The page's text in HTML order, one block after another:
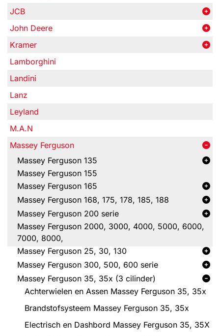
JCB
John Deere
Kramer
Lamborghini
Landini
Lanz
Leyland
M.A.N
Massey Ferguson
Massey Ferguson 135
Massey Ferguson 155
Massey Ferguson 165
Massey Ferguson 168, 175, 178, 185, 188
Massey Ferguson 200 serie
Massey Ferguson 2000, 3000, 4000, 5000, 6000,
7000, 8000,
Massey Ferguson 25, 30, 130
Massey Ferguson 300, 500, 600 serie
Massey Ferguson 35, 35x (3 cilinder)
Achterwielen en Assen Massey Ferguson 35, 35x
Brandstofsysteem Massey Ferguson 35, 35x
Electrisch en Dashbord Massey Ferguson 35, 35X